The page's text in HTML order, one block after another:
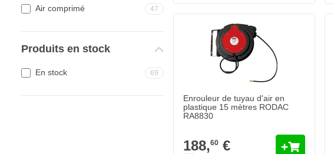
Air comprimé 47
Produits en stock
En stock 69
Enrouleur de tuyau d'air en
plastique 15 mètres RODAC
RA8830
188,60€